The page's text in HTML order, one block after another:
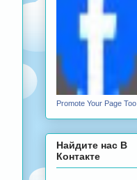
Promote Your Page Too
Найдите нас В
Контакте